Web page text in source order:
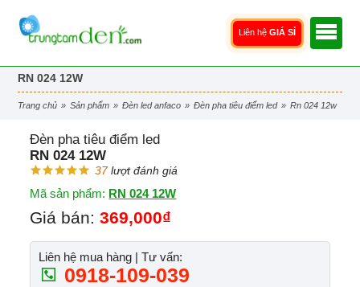
Liên hệ GIÁ SỈ
RN 024 12W
trang chủ » sản phẩm » đèn led anfaco » đèn pha tiêu điểm led » rn 024 12w
Đèn pha tiêu điểm led
RN 024 12W
37lượt đánh giá
Mã sản phẩm: RN 024 12W
Giá bán:369,000₫
Liên hệ mua hàng | Tư vấn:
0918-109-039